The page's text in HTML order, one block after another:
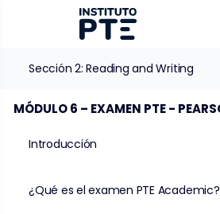
Sección 1: Speaking and Listening
Sección 2: Reading and Writing
Introducción
¿Qué es el examen PTE Academic?